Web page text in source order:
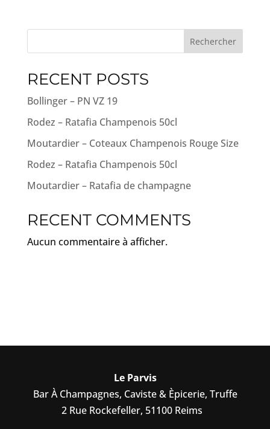
Rechercher
RECENT POSTS
Bollinger – PN VZ 19
Rodez – Ratafia Champenois 50cl
Moutardier – Coteaux Champenois Rouge Size
Rodez – Ratafia Champenois 50cl
Moutardier – Ratafia de champagne
RECENT COMMENTS
Aucun commentaire à afficher.
Le Parvis
Bar À Champagnes, Caviste & Èpicerie, Truffe
2 Rue Rockefeller, 51100 Reims